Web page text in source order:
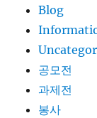
Blog
공모전
과제전
봉사